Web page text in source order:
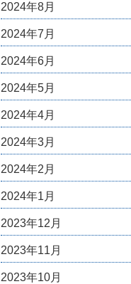
2024年8月
2024年7月
2024年6月
2024年5月
2024年4月
2024年3月
2024年2月
2024年1月
2023年12月
2023年11月
2023年10月